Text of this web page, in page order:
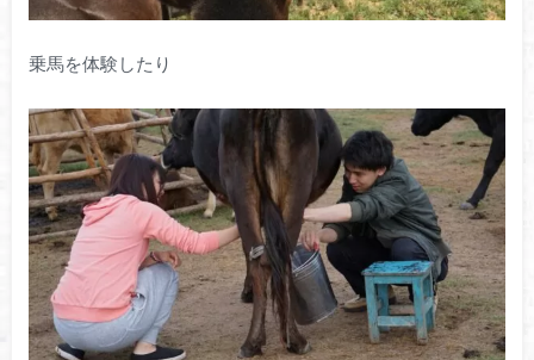
乗馬を体験したり